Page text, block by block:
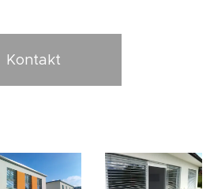
Kontakt